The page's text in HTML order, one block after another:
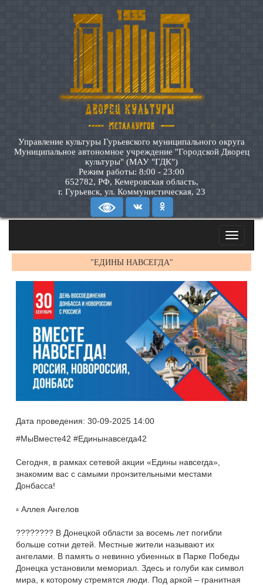
Управление культуры Гурьевского муниципального округа
Муниципальное автономное учреждение "Городской Дворец
культуры" (МАУ "ГДК")
Режим работы: 8:00 - 23:00
652782, РФ, Кемеровская область,
г. Гурьевск, ул. Коммунистическая, 23
Toggle
"ЕДИНЫ НАВСЕГДА"
Дата проведения: 30-09-2025 14:00
#МыВместе42 #Единынавсегда42
Сегодня, в рамках сетевой акции «Едины навсегда»,
знакомим вас с самыми пронзительными местами
Донбасса!
▫️ Аллея Ангелов
???????? В Донецкой области за восемь лет погибли
больше сотни детей. Местные жители называют их
ангелами. В память о невинно убиенных в Парке Победы
Донецка установили мемориал. Здесь и голуби как символ
мира, к которому стремятся люди. Под аркой – гранитная